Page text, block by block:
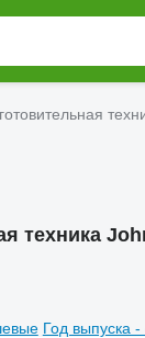
техника
Год выпуска